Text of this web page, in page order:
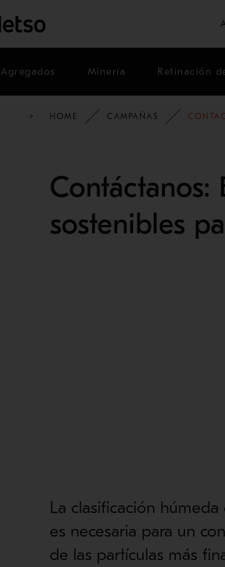
Agregados Minería Refinación
HOME CAMPAÑAS
Contáctanos:
sostenibles
La clasificación
es necesaria para un
de las partículas más